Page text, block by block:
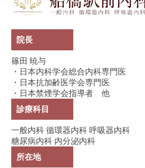
院長
篠田 暁与
・日本内科学会総合内科専門医
・日本抗加齢医学会専門医
・日本禁煙学会指導者 他
診療科目
一般内科 循環器内科 呼吸器内科
糖尿病内科 内分泌内科
所在地